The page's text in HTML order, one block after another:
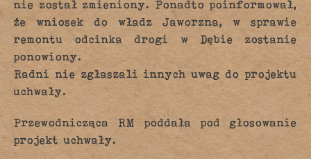
nie został zmieniony. Ponadto poinformował,
że wniosek do władz Jaworzna, w sprawie
remontu odcinka drogi w Dębie zostanie
ponowiony.
Radni nie zgłaszali innych uwag do projektu
uchwały.
Przewodnicząca RM poddała pod głosowanie
projekt uchwały.